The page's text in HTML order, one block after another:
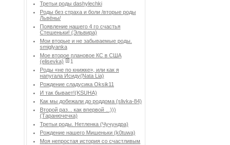
Третьи роды dashylechki
Роды без страха и боли /вторые роды
Львёны/
Появление нашего 4 го счастья
Стешеньки! (Эльвира)
Мои вторые и не забываемые роды.
smiglyanka
Мое второе плановое КС в США
(elisevka)
1
Роды «не по книжке», или как я
напугала Исиду(Nata Lia)
Рождение сладусика Oksik11
И так бывает!(KSUHA)
Как мы добежали до роддома (slivka-84)
Второй раз... как впервой ...)))
(Таранючечка)
Третьи роды. Нетленка (Чучундра)
Рождение нашего Мишеньки (k0tuwa)
Моя непростая история со счастливым